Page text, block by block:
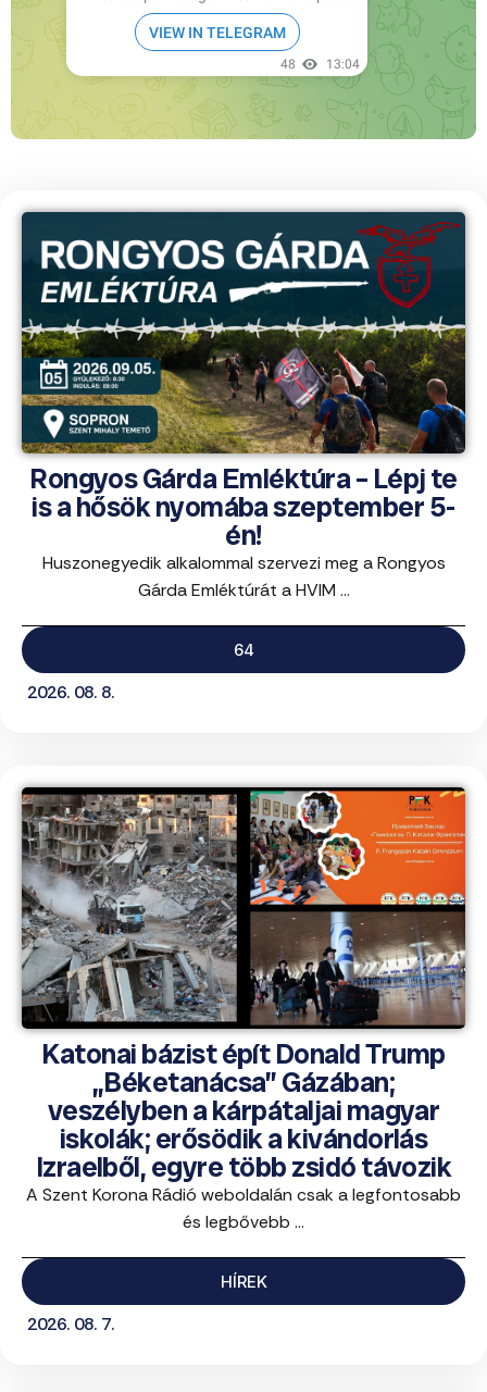
Rongyos Gárda Emléktúra – Lépj te
is a hősök nyomába szeptember 5-
én!
Huszonegyedik alkalommal szervezi meg a Rongyos
Gárda Emléktúrát a HVIM ...
64
2026. 08. 8.
Katonai bázist épít Donald Trump
„Béketanácsa” Gázában;
veszélyben a kárpátaljai magyar
iskolák; erősödik a kivándorlás
Izraelből, egyre több zsidó távozik
A Szent Korona Rádió weboldalán csak a legfontosabb
és legbővebb ...
HÍREK
2026. 08. 7.